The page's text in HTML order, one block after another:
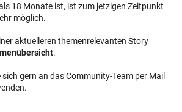
18 Monate ist, ist zum jetzigen Zeitpunkt
möglich.
aktuelleren themenrelevanten Story
.
sich gern an das Community-Team per Mail